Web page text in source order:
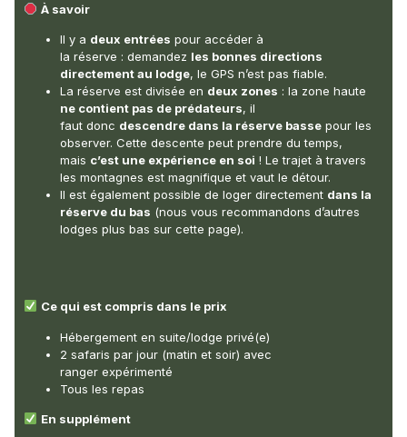
À savoir
Il y a deux entrées pour accéder à
la réserve : demandez les bonnes directions
directement au lodge, le GPS n’est pas fiable.
La réserve est divisée en deux zones : la zone haute
ne contient pas de prédateurs, il
faut donc descendre dans la réserve basse pour les
observer. Cette descente peut prendre du temps,
mais c’est une expérience en soi ! Le trajet à travers
les montagnes est magnifique et vaut le détour.
Il est également possible de loger directement dans la
réserve du bas (nous vous recommandons d’autres
lodges plus bas sur cette page).
Ce qui est compris dans le prix
Hébergement en suite/lodge privé(e)
2 safaris par jour (matin et soir) avec
ranger expérimenté
Tous les repas
En supplément